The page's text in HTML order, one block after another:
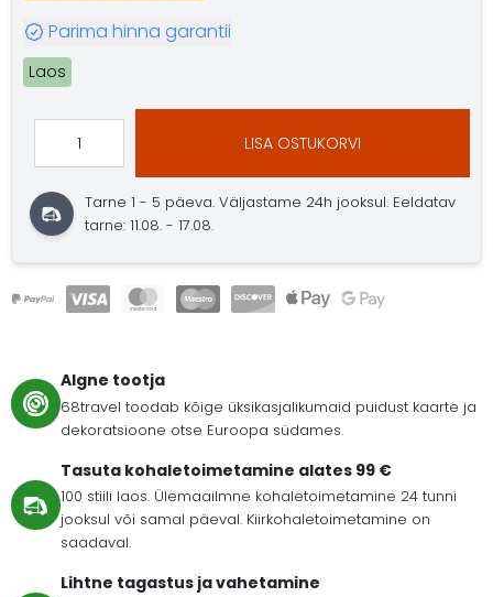
Parima hinna garantii
Laos
LISA OSTUKORVI
Tarne 1 - 5 päeva.Väljastame 24h jooksul. Eeldatav
tarne: 11.08. - 17.08.
Algne tootja
68travel toodab kõige üksikasjalikumaid puidust kaarte ja
dekoratsioone otse Euroopa südames.
Tasuta kohaletoimetamine alates 99 €
100 stiili laos. Ülemaailmne kohaletoimetamine 24 tunni
jooksul või samal päeval. Kiirkohaletoimetamine on
saadaval.
Lihtne tagastus ja vahetamine